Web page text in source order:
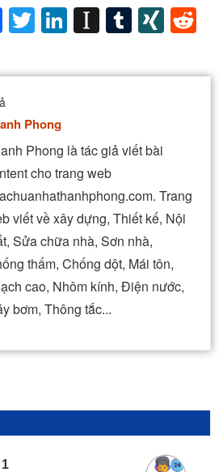
Facebook
Twitter
LinkedIn
Instapaper
Tumblr
Phong
Phong là tác giả viết bài
cho trang web
Trang
viết về xây dựng, Thiết kế, Nội
Sửa chữa nhà, Sơn nhà,
thấm, Chống dột, Mái tôn,
cao, Nhôm kính, Điện nước,
bơm, Thông tắc...